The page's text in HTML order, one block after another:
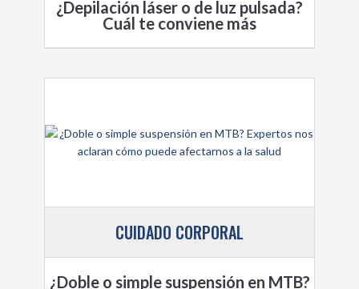
¿Depilación láser o de luz pulsada?
Cuál te conviene más
CUIDADO CORPORAL
¿Doble o simple suspensión en MTB?